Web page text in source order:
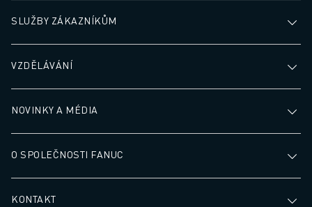
SLUŽBY ZÁKAZNÍKŮM
VZDĚLÁVÁNÍ
NOVINKY A MÉDIA
O SPOLEČNOSTI FANUC
KONTAKT